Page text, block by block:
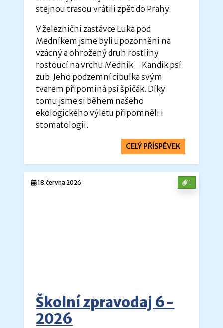
stejnou trasou vrátili zpět do Prahy.
V železniční zastávce Luka pod
Medníkem jsme byli upozorněni na
vzácný a ohrožený druh rostliny
rostoucí na vrchu Medník – Kandík psí
zub. Jeho podzemní cibulka svým
tvarem připomíná psí špičák. Díky
tomu jsme si během našeho
ekologického výletu připomněli i
stomatologii.
CELÝ PŘÍSPĚVEK
1
18.června 2026
Školní zpravodaj 6-
2026